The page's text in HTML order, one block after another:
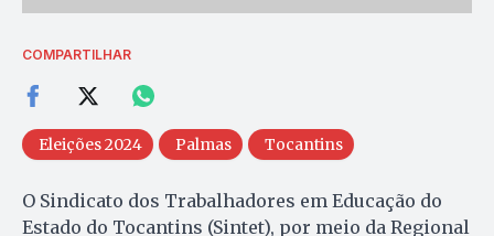
COMPARTILHAR
Eleições 2024 Palmas Tocantins
O Sindicato dos Trabalhadores em Educação do
Estado do Tocantins (Sintet), por meio da Regional